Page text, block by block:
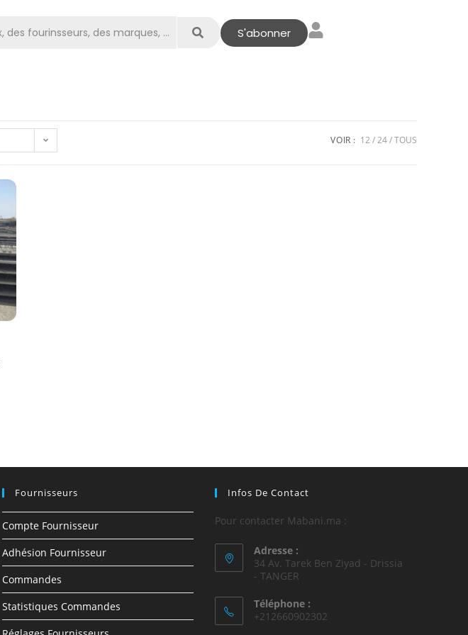
S'abonner
VOIR : 12 24 TOUS
Fournisseurs
Compte Fournisseur
Adhésion Fournisseur
Commandes
Statistiques Commandes
Infos De Contact
Pour contacter Mabani.ma :
Adresse :
34 Av. Tarek Ben Ziyad - Drissia
- TANGER
Téléphone :
+212660902302